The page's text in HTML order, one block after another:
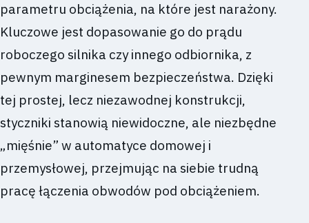
parametru obciążenia, na które jest narażony.
Kluczowe jest dopasowanie go do prądu
roboczego silnika czy innego odbiornika, z
pewnym marginesem bezpieczeństwa. Dzięki
tej prostej, lecz niezawodnej konstrukcji,
styczniki stanowią niewidoczne, ale niezbędne
„mięśnie” w automatyce domowej i
przemysłowej, przejmując na siebie trudną
pracę łączenia obwodów pod obciążeniem.